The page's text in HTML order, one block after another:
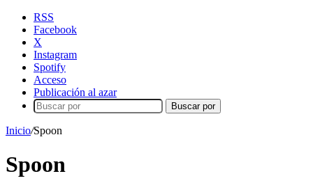
RSS
Facebook
X
Instagram
Spotify
Acceso
Publicación al azar
Buscar por
Inicio/Spoon
Spoon